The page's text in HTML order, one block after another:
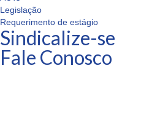
Legislação
Requerimento de estágio
Sindicalize-se
Fale Conosco